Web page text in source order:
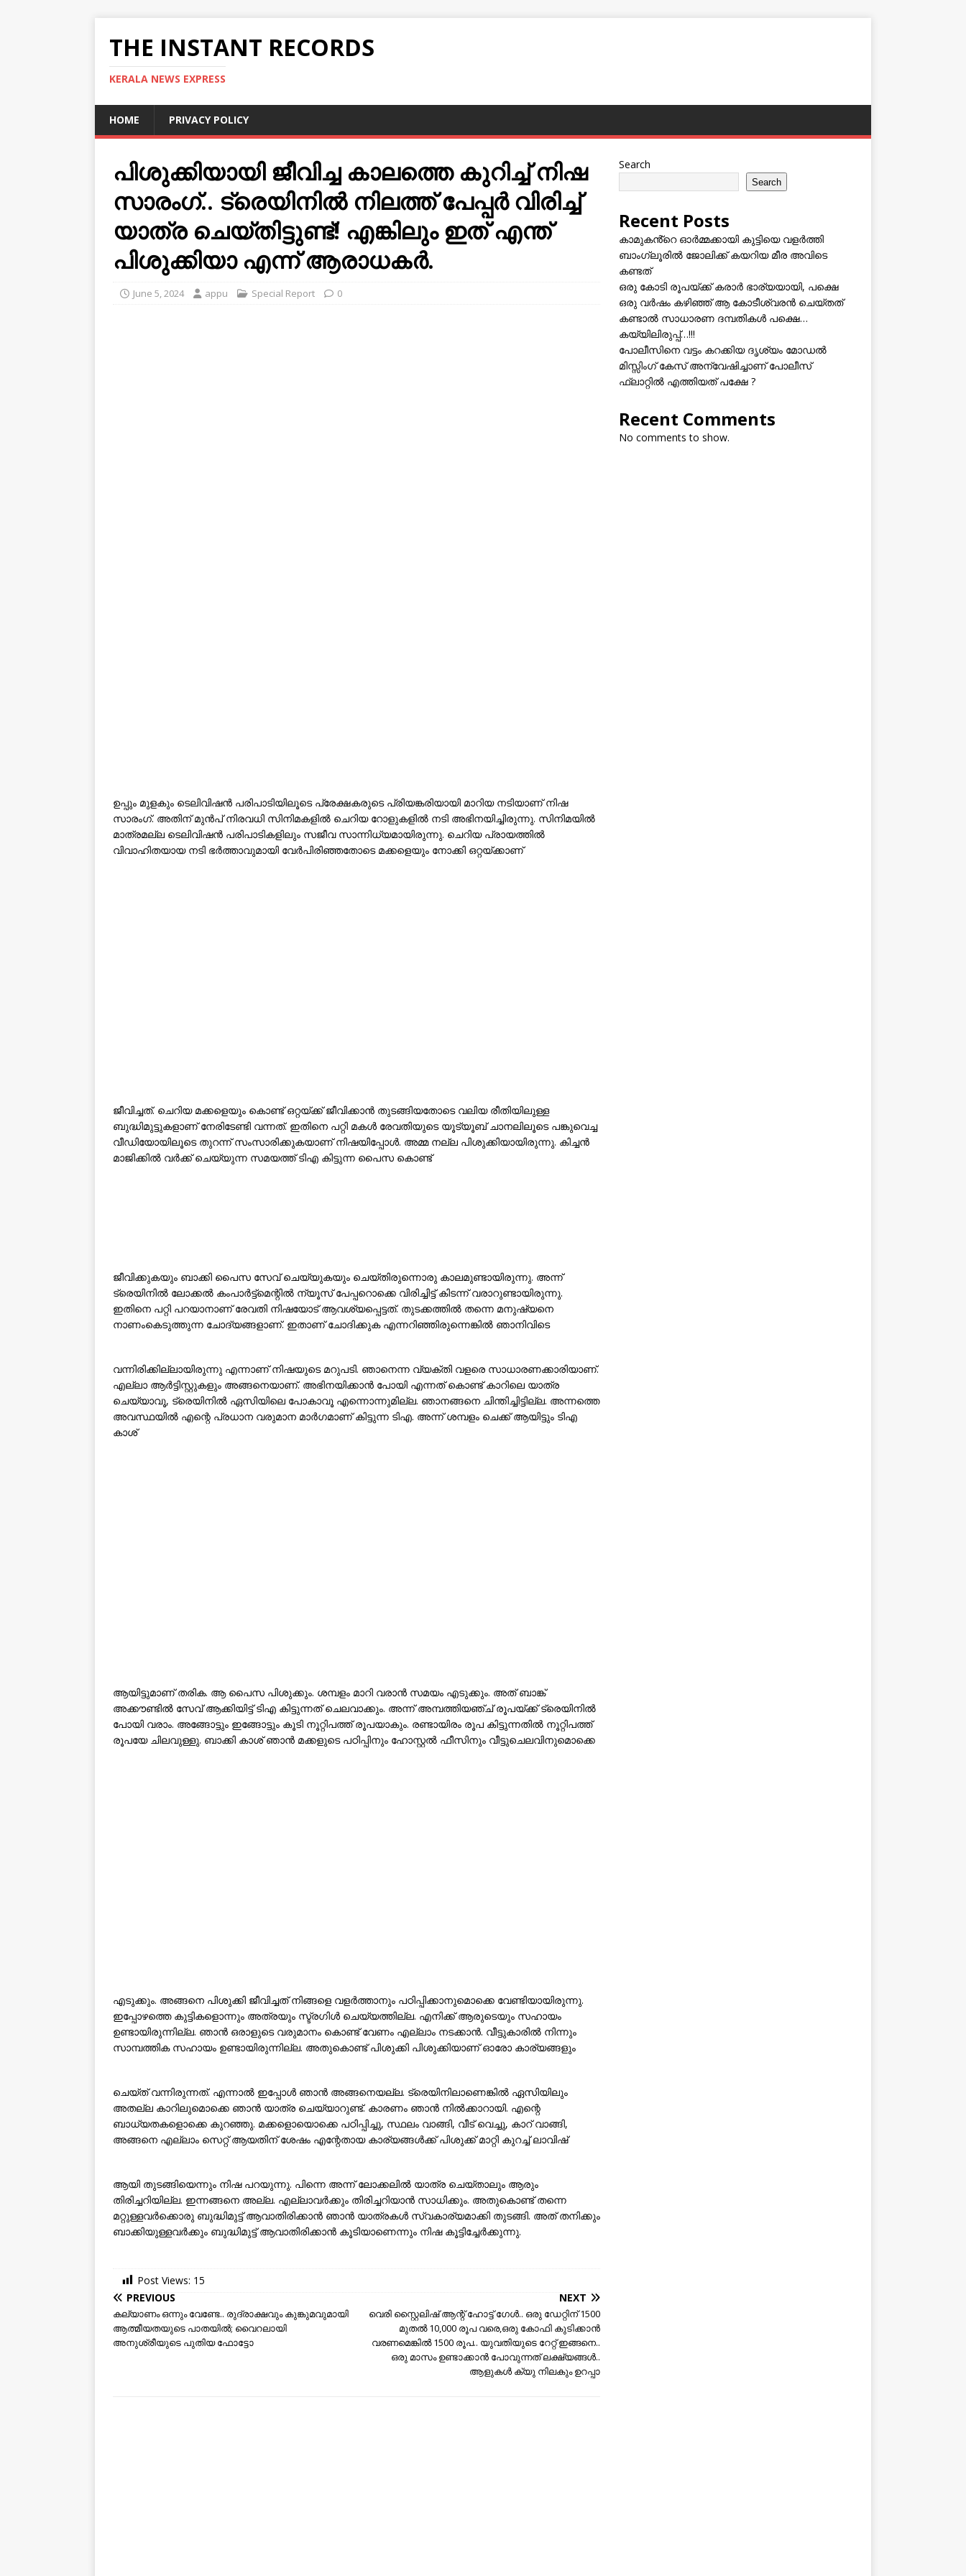
THE INSTANT RECORDS
KERALA NEWS EXPRESS
HOME PRIVACY POLICY
പിശുക്കിയായി ജീവിച്ച കാലത്തെ കുറിച്ച് നിഷ
സാരംഗ്.. ട്രെയിനില്‍ നിലത്ത് പേപ്പര്‍ വിരിച്ച്
യാത്ര ചെയ്തിട്ടുണ്ട്! എങ്കിലും ഇത് എന്ത്
പിശുക്കിയാ എന്ന് ആരാധകർ.
June 5, 2024 appu Special Report 0
ഉപ്പും മുളകും ടെലിവിഷന്‍ പരിപാടിയിലൂടെ പ്രേക്ഷകരുടെ പ്രിയങ്കരിയായി മാറിയ നടിയാണ് നിഷ
സാരംഗ്. അതിന് മുന്‍പ് നിരവധി സിനിമകളില്‍ ചെറിയ റോളുകളില്‍ നടി അഭിനയിച്ചിരുന്നു. സിനിമയില്‍
മാത്രമല്ല ടെലിവിഷന്‍ പരിപാടികളിലും സജീവ സാന്നിധ്യമായിരുന്നു. ചെറിയ പ്രായത്തില്‍
വിവാഹിതയായ നടി ഭര്‍ത്താവുമായി വേര്‍പിരിഞ്ഞതോടെ മക്കളെയും നോക്കി ഒറ്റയ്ക്കാണ്
ജീവിച്ചത്. ചെറിയ മക്കളെയും കൊണ്ട് ഒറ്റയ്ക്ക് ജീവിക്കാന്‍ തുടങ്ങിയതോടെ വലിയ രീതിയിലുള്ള
ബുദ്ധിമുട്ടുകളാണ് നേരിടേണ്ടി വന്നത്. ഇതിനെ പറ്റി മകള്‍ രേവതിയുടെ യൂട്യൂബ് ചാനലിലൂടെ പങ്കുവെച്ച
വീഡിയോയിലൂടെ തുറന്ന് സംസാരിക്കുകയാണ് നിഷയിപ്പോള്‍. അമ്മ നല്ല പിശുക്കിയായിരുന്നു. കിച്ചന്‍
മാജിക്കില്‍ വര്‍ക്ക് ചെയ്യുന്ന സമയത്ത് ടിഎ കിട്ടുന്ന പൈസ കൊണ്ട്
ജീവിക്കുകയും ബാക്കി പൈസ സേവ് ചെയ്യുകയും ചെയ്തിരുന്നൊരു കാലമുണ്ടായിരുന്നു. അന്ന്
ട്രെയിനില്‍ ലോക്കല്‍ കംപാര്‍ട്ട്‌മെന്റില്‍ ന്യൂസ് പേപ്പറൊക്കെ വിരിച്ചിട്ട് കിടന്ന് വരാറുണ്ടായിരുന്നു.
ഇതിനെ പറ്റി പറയാനാണ് രേവതി നിഷയോട് ആവശ്യപ്പെട്ടത്. തുടക്കത്തില്‍ തന്നെ മനുഷ്യനെ
നാണംകെടുത്തുന്ന ചോദ്യങ്ങളാണ്. ഇതാണ് ചോദിക്കുക എന്നറിഞ്ഞിരുന്നെങ്കില്‍ ഞാനിവിടെ
വന്നിരിക്കില്ലായിരുന്നു എന്നാണ് നിഷയുടെ മറുപടി. ഞാനെന്ന വ്യക്തി വളരെ സാധാരണക്കാരിയാണ്.
എല്ലാ ആര്‍ട്ടിസ്റ്റുകളും അങ്ങനെയാണ്. അഭിനയിക്കാന്‍ പോയി എന്നത് കൊണ്ട് കാറിലെ യാത്ര
ചെയ്യാവൂ, ട്രെയിനില്‍ ഏസിയിലെ പോകാവൂ എന്നൊന്നുമില്ല. ഞാനങ്ങനെ ചിന്തിച്ചിട്ടില്ല. അന്നത്തെ
അവസ്ഥയില്‍ എന്റെ പ്രധാന വരുമാന മാര്‍ഗമാണ് കിട്ടുന്ന ടിഎ. അന്ന് ശമ്പളം ചെക്ക് ആയിട്ടും ടിഎ
കാശ്
ആയിട്ടുമാണ് തരിക. ആ പൈസ പിശുക്കും. ശമ്പളം മാറി വരാന്‍ സമയം എടുക്കും. അത് ബാങ്ക്
അക്കൗണ്ടില്‍ സേവ് ആക്കിയിട്ട് ടിഎ കിട്ടുന്നത് ചെലവാക്കും. അന്ന് അമ്പത്തിയഞ്ച് രൂപയ്ക്ക് ട്രെയിനില്‍
പോയി വരാം. അങ്ങോട്ടും ഇങ്ങോട്ടും കൂടി നൂറ്റിപത്ത് രൂപയാകും. രണ്ടായിരം രൂപ കിട്ടുന്നതില്‍ നൂറ്റിപത്ത്
രൂപയേ ചിലവുള്ളു. ബാക്കി കാശ് ഞാന്‍ മക്കളുടെ പഠിപ്പിനും ഹോസ്റ്റല്‍ ഫീസിനും വീട്ടുചെലവിനുമൊക്കെ
എടുക്കും. അങ്ങനെ പിശുക്കി ജീവിച്ചത് നിങ്ങളെ വളര്‍ത്താനും പഠിപ്പിക്കാനുമൊക്കെ വേണ്ടിയായിരുന്നു.
ഇപ്പോഴത്തെ കുട്ടികളൊന്നും അത്രയും സ്ട്രഗിള്‍ ചെയ്യത്തില്ല. എനിക്ക് ആരുടെയും സഹായം
ഉണ്ടായിരുന്നില്ല. ഞാന്‍ ഒരാളുടെ വരുമാനം കൊണ്ട് വേണം എല്ലാം നടക്കാന്‍. വീട്ടുകാരില്‍ നിന്നും
സാമ്പത്തിക സഹായം ഉണ്ടായിരുന്നില്ല. അതുകൊണ്ട് പിശുക്കി പിശുക്കിയാണ് ഓരോ കാര്യങ്ങളും
ചെയ്ത് വന്നിരുന്നത്. എന്നാല്‍ ഇപ്പോള്‍ ഞാന്‍ അങ്ങനെയല്ല. ട്രെയിനിലാണെങ്കില്‍ ഏസിയിലും
അതല്ല കാറിലുമൊക്കെ ഞാന്‍ യാത്ര ചെയ്യാറുണ്ട്. കാരണം ഞാന്‍ നില്‍ക്കാറായി. എന്റെ
ബാധ്യതകളൊക്കെ കുറഞ്ഞു. മക്കളൊയൊക്കെ പഠിപ്പിച്ചു, സ്ഥലം വാങ്ങി, വീട് വെച്ചു, കാറ് വാങ്ങി,
അങ്ങനെ എല്ലാം സെറ്റ് ആയതിന് ശേഷം എന്റേതായ കാര്യങ്ങള്‍ക്ക് പിശുക്ക് മാറ്റി കുറച്ച് ലാവിഷ്
ആയി തുടങ്ങിയെന്നും നിഷ പറയുന്നു. പിന്നെ അന്ന് ലോക്കലില്‍ യാത്ര ചെയ്താലും ആരും
തിരിച്ചറിയില്ല. ഇന്നങ്ങനെ അല്ല. എല്ലാവര്‍ക്കും തിരിച്ചറിയാന്‍ സാധിക്കും. അതുകൊണ്ട് തന്നെ
മറ്റുള്ളവര്‍ക്കൊരു ബുദ്ധിമുട്ട് ആവാതിരിക്കാന്‍ ഞാന്‍ യാത്രകള്‍ സ്വകാര്യമാക്കി തുടങ്ങി. അത് തനിക്കും
ബാക്കിയുള്ളവര്‍ക്കും ബുദ്ധിമുട്ട് ആവാതിരിക്കാന്‍ കൂടിയാണെന്നും നിഷ കൂട്ടിച്ചേര്‍ക്കുന്നു.
Post Views: 15
PREVIOUS
കല്യാണം ഒന്നും വേണ്ടേ.. രുദ്രാക്ഷവും കുങ്കുമവുമായി
ആത്മീയതയുടെ പാതയില്‍; വൈറലായി
അനുശ്രീയുടെ പുതിയ ഫോട്ടോ
NEXT
വെരി സ്റ്റൈലിഷ് ആന്റ് ഹോട്ട് ഗേൾ.. ഒരു ഡേറ്റിന് 1500
മുതൽ 10,000 രൂപ വരെ,ഒരു കോഫി കുടിക്കാൻ
വരണമെങ്കിൽ 1500 രൂപ.. യുവതിയുടെ റേറ്റ് ഇങ്ങനെ..
ഒരു മാസം ഉണ്ടാക്കാൻ പോവുന്നത് ലക്ഷ്യങ്ങൾ..
ആളുകൾ ക്യു നിലകും ഉറപ്പാ
Search
Search
Recent Posts
കാമുകൻ്റെ ഓർമ്മക്കായി കുട്ടിയെ വളർത്തി
ബാംഗ്ലൂരിൽ ജോലിക്ക് കയറിയ മീര അവിടെ
കണ്ടത്
ഒരു കോടി രൂപയ്ക്ക് കരാർ ഭാര്യയായി, പക്ഷെ
ഒരു വർഷം കഴിഞ്ഞ് ആ കോടീശ്വരൻ ചെയ്തത്
കണ്ടാൽ സാധാരണ ദമ്പതികൾ പക്ഷെ…
കയ്യിലിരുപ്പ്…!!!
പോലീസിനെ വട്ടം കറക്കിയ ദൃശ്യം മോഡല്‍
മിസ്സിംഗ് കേസ് അന്വേഷിച്ചാണ് പോലീസ്
ഫ്ലാറ്റിൽ എത്തിയത് പക്ഷേ ?
Recent Comments
No comments to show.